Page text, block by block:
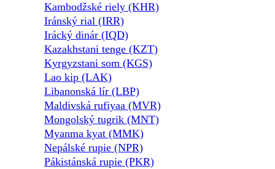
Kambodžské riely (KHR)
Iránský rial (IRR)
Irácký dinár (IQD)
Kazakhstani tenge (KZT)
Kyrgyzstani som (KGS)
Lao kip (LAK)
Libanonská lír (LBP)
Maldivská rufiyaa (MVR)
Mongolský tugrik (MNT)
Myanma kyat (MMK)
Nepálské rupie (NPR)
Pákistánská rupie (PKR)